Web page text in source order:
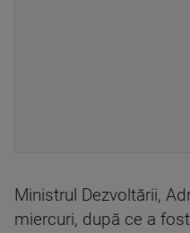
Ministrul Dezvoltării,
miercuri, după ce a